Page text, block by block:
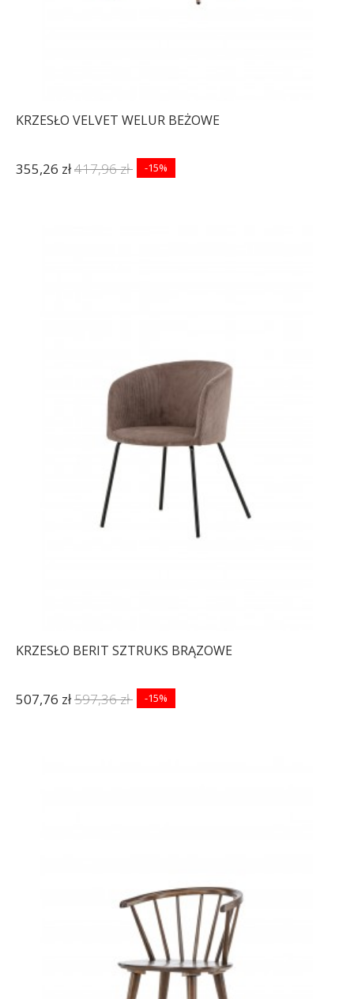
KRZESŁO VELVET WELUR BEŻOWE
355,26 zł417,96 zł -15%
KRZESŁO BERIT SZTRUKS BRĄZOWE
507,76 zł597,36 zł -15%